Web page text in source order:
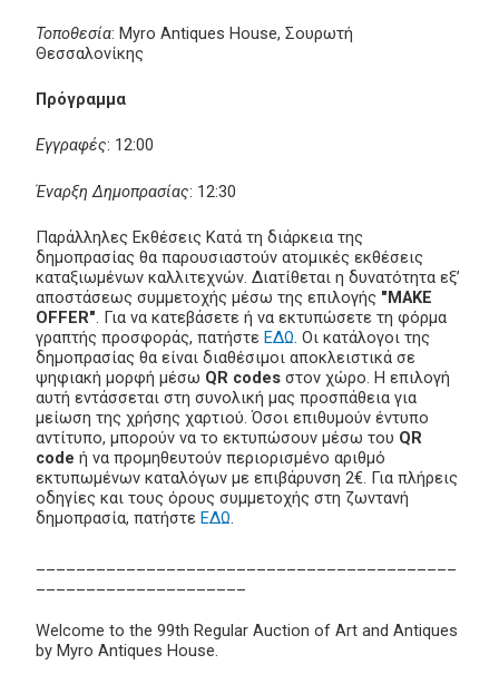
Τοποθεσία: Myro Antiques House, Σουρωτή
Θεσσαλονίκης
Πρόγραμμα
Εγγραφές: 12:00
Έναρξη Δημοπρασίας: 12:30
Παράλληλες Εκθέσεις Κατά τη διάρκεια της
δημοπρασίας θα παρουσιαστούν ατομικές εκθέσεις
καταξιωμένων καλλιτεχνών. Διατίθεται η δυνατότητα εξ’
αποστάσεως συμμετοχής μέσω της επιλογής "MAKE
OFFER". Για να κατεβάσετε ή να εκτυπώσετε τη φόρμα
γραπτής προσφοράς, πατήστε ΕΔΩ. Οι κατάλογοι της
δημοπρασίας θα είναι διαθέσιμοι αποκλειστικά σε
ψηφιακή μορφή μέσω QR codes στον χώρο. Η επιλογή
αυτή εντάσσεται στη συνολική μας προσπάθεια για
μείωση της χρήσης χαρτιού. Όσοι επιθυμούν έντυπο
αντίτυπο, μπορούν να το εκτυπώσουν μέσω του QR
code ή να προμηθευτούν περιορισμένο αριθμό
εκτυπωμένων καταλόγων με επιβάρυνση 2€. Για πλήρεις
οδηγίες και τους όρους συμμετοχής στη ζωντανή
δημοπρασία, πατήστε ΕΔΩ.
Welcome to the 99th Regular Auction of Art and Antiques
by Myro Antiques House.